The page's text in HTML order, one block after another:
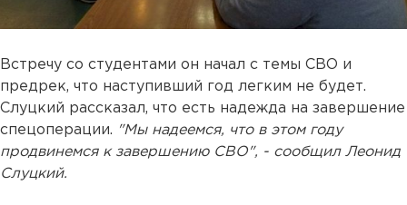
Встречу со студентами он начал с темы СВО и
предрек, что наступивший год легким не будет.
Слуцкий рассказал, что есть надежда на завершение
спецоперации. "Мы надеемся, что в этом году
продвинемся к завершению СВО", - сообщил Леонид
Слуцкий.